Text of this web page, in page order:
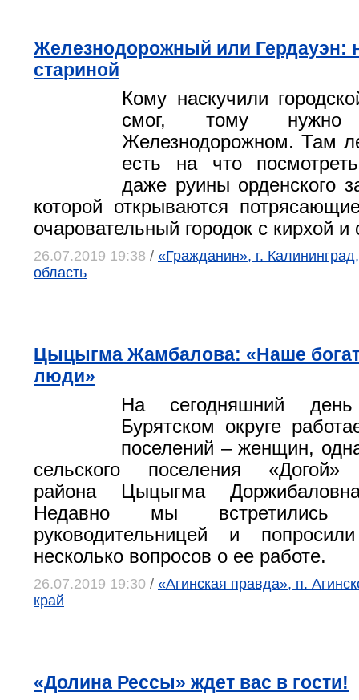
Железнодорожный или Гердауэн:
стариной
Кому наскучили
смог, тому
Железнодорожном. Там
есть на что
даже руины орденского
которой открываются
очаровательный городок с кирхой и
26.07.2019 19:38 / «Гражданин», г.
область
Цыцыгма Жамбалова: «Наше
люди»
На сегодняшний
Бурятском округе
поселений – женщин,
сельского поселения «Догой»
района Цыцыгма
Недавно мы
руководительницей и
несколько вопросов о ее работе.
26.07.2019 19:30 / «Агинская правда», п.
край
«Долина Рессы» ждет вас в гости!